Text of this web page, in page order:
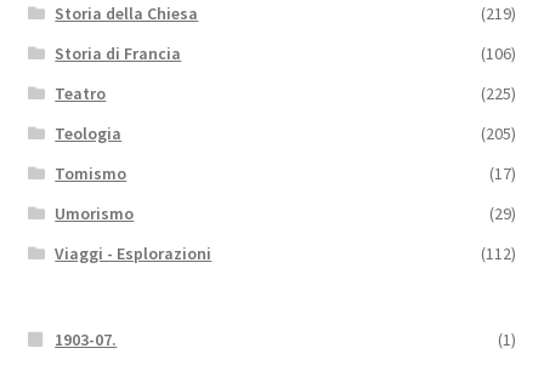
Storia della Chiesa
(219)
Storia di Francia
(106)
Teatro
(225)
Teologia
(205)
Tomismo
(17)
Umorismo
(29)
Viaggi - Esplorazioni
(112)
1903-07. (1)